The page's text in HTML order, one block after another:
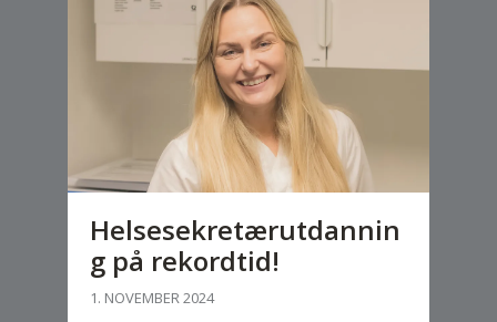
Helsesekretærutdannin
g på rekordtid!
1. NOVEMBER 2024